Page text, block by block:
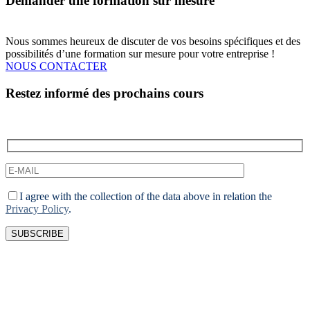
Nous sommes heureux de discuter de vos besoins spécifiques et des
possibilités d’une formation sur mesure pour votre entreprise !
NOUS CONTACTER
Restez informé des prochains cours
I agree with the collection of the data above in relation the
Privacy Policy.